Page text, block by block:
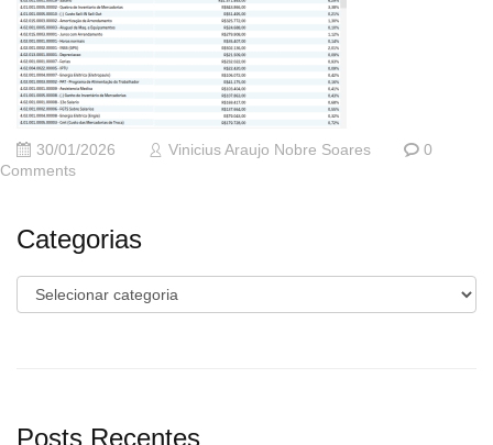
30/01/2026 Vinicius Araujo Nobre Soares
0
Comments
Categorias
Categorias
Posts Recentes